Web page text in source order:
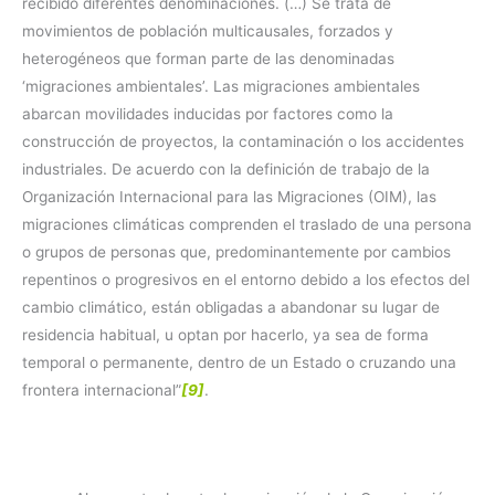
recibido diferentes denominaciones. (…) Se trata de
movimientos de población multicausales, forzados y
heterogéneos que forman parte de las denominadas
‘migraciones ambientales’. Las migraciones ambientales
abarcan movilidades inducidas por factores como la
construcción de proyectos, la contaminación o los accidentes
industriales. De acuerdo con la definición de trabajo de la
Organización Internacional para las Migraciones (OIM), las
migraciones climáticas comprenden el traslado de una persona
o grupos de personas que, predominantemente por cambios
repentinos o progresivos en el entorno debido a los efectos del
cambio climático, están obligadas a abandonar su lugar de
residencia habitual, u optan por hacerlo, ya sea de forma
temporal o permanente, dentro de un Estado o cruzando una
frontera internacional”[9].